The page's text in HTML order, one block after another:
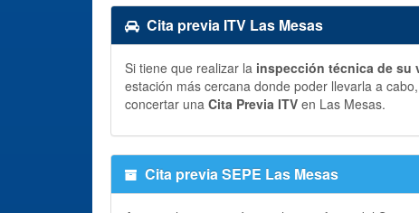
Cita previa ITV Las Mesas
Si tiene que realizar la inspección técnica de su
estación más cercana donde poder llevarla a
concertar una Cita Previa ITV en Las Mesas.
Cita previa SEPE Las Mesas